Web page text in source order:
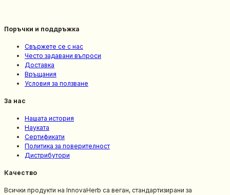
Поръчки и поддръжка
Свържете се с нас
Често задавани въпроси
Доставка
Връщания
Условия за ползване
За нас
Нашата история
Науката
Сертификати
Политика за поверителност
Дистрибутори
Качество
Всички продукти на InnovaHerb са веган, стандартизирани за